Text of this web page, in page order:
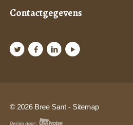
Contactgegevens
© 2026 Bree Sant - Sitemap